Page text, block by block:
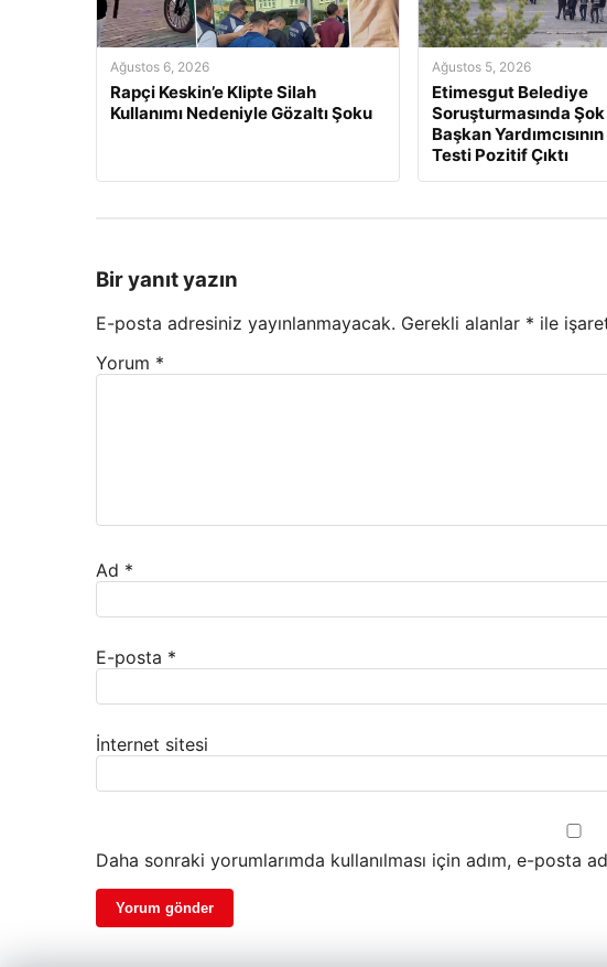
Ağustos 6, 2026
Rapçi Keskin’e Klipte Silah
Kullanımı Nedeniyle Gözaltı Şoku
Ağustos 5, 2026
Etimesgut Belediye
Soruşturmasında
Başkan
Testi Pozitif Çıktı
Bir yanıt yazın
E-posta adresiniz yayınlanmayacak. Gerekli alanlar * ile
Yorum *
Ad *
E-posta *
İnternet sitesi
Daha sonraki yorumlarımda kullanılması için adım, e-posta